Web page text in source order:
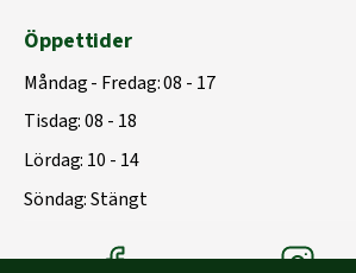
Öppettider
Måndag - Fredag: 08 - 17
Tisdag: 08 - 18
Lördag: 10 - 14
Söndag: Stängt